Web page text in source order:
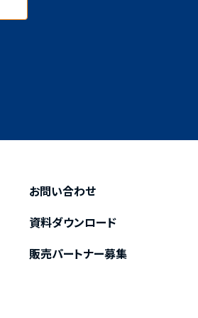
お問い合わせ
資料ダウンロード
販売パートナー募集